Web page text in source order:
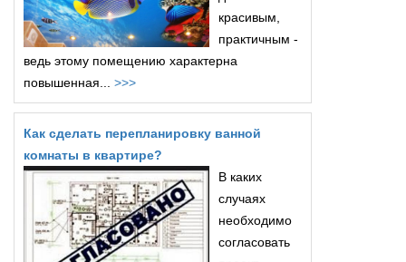
красивым,
практичным -
ведь этому помещению характерна
повышенная... >>>
Как сделать перепланировку ванной
комнаты в квартире?
В каких
случаях
необходимо
согласовать